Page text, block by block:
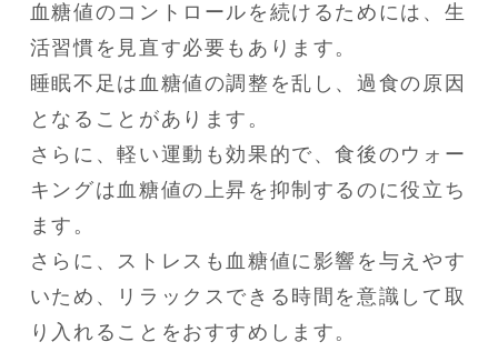
血糖値のコントロールを続けるためには、生
活習慣を見直す必要もあります。
睡眠不足は血糖値の調整を乱し、過食の原因
となることがあります。
さらに、軽い運動も効果的で、食後のウォー
キングは血糖値の上昇を抑制するのに役立ち
ます。
さらに、ストレスも血糖値に影響を与えやす
いため、リラックスできる時間を意識して取
り入れることをおすすめします。